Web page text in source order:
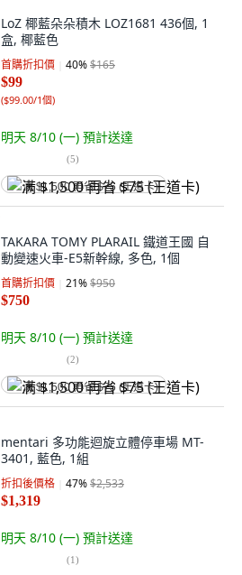
LoZ 椰藍朵朵積木 LOZ1681 436個, 1
盒, 椰藍色
首購折扣價 40%$165
$99
($99.00/1個)
明天 8/10 (一) 預計送達
(5)
满 $1,500 再省 $75 (王道卡)
TAKARA TOMY PLARAIL 鐵道王國 自
動變速火車-E5新幹線, 多色, 1個
首購折扣價 21%$950
$750
明天 8/10 (一) 預計送達
(2)
满 $1,500 再省 $75 (王道卡)
mentari 多功能迴旋立體停車場 MT-
3401, 藍色, 1組
折扣後價格 47%$2,533
$1,319
明天 8/10 (一) 預計送達
(1)